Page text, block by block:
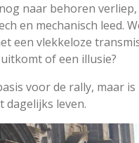
naar behoren
en mechanisch leed.
een vlekkeloze
uitkomt of een illusie?
voor de rally, maar
dagelijks leven.